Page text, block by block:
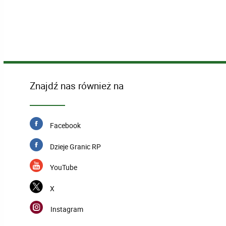
Znajdź nas również na
Facebook
Dzieje Granic RP
YouTube
X
Instagram